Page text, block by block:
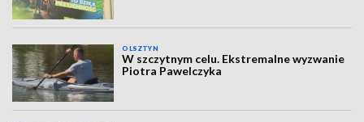
OLSZTYN
W szczytnym celu. Ekstremalne wyzwanie
Piotra Pawelczyka